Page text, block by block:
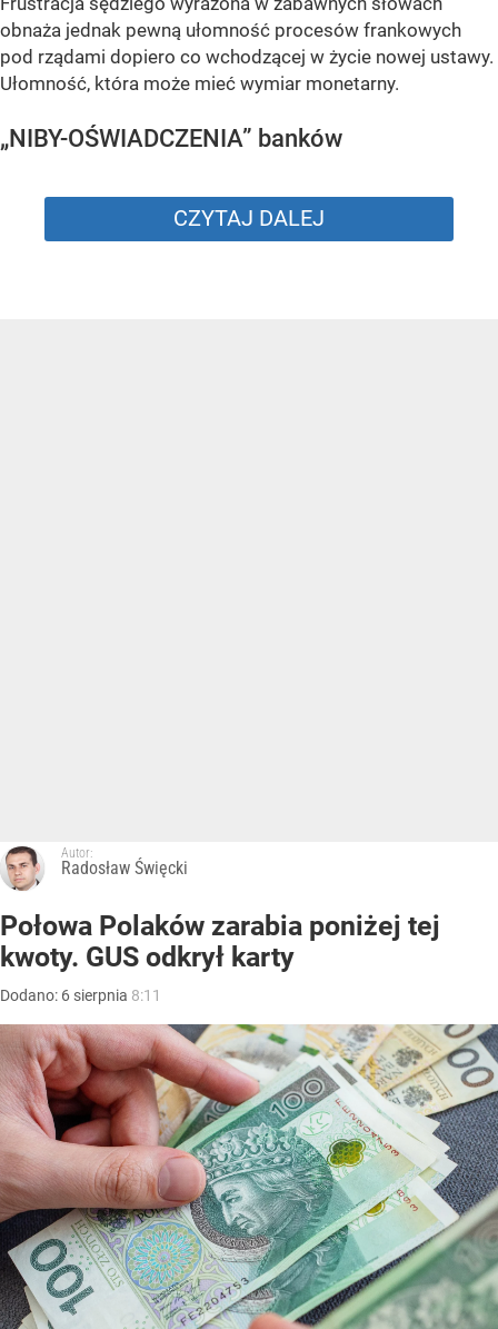
obnaża jednak pewną ułomność procesów frankowych
pod rządami dopiero co wchodzącej w życie nowej ustawy.
Ułomność, która może mieć wymiar monetarny.
„NIBY-OŚWIADCZENIA” banków
CZYTAJ DALEJ
Autor:
Radosław Święcki
Połowa Polaków zarabia poniżej tej
kwoty. GUS odkrył karty
Dodano: 6 sierpnia 8:11